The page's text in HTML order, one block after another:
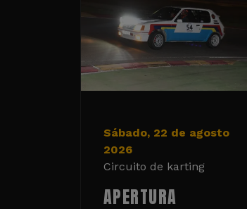
Sábado, 22 de agosto
2026
Circuito de karting
APERTURA